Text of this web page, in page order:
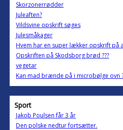
Skorzonerrødder
Juleaften?
Vildsvine opskrift søges
Julesmåkager
Hvem har en super lækker opskrift på
Opskriften på Skodsborg brød ???
vegetar
Kan mad brænde på i microbølge ovn
Sport
Jakob Poulsen får 3 år
Den polske nedtur fortsætter.